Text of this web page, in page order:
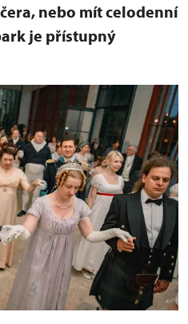
nebo mít celodenní
je přístupný